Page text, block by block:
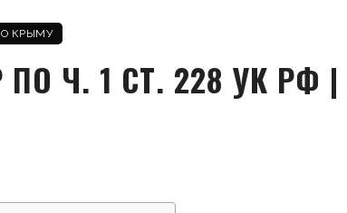
КРЫМУ
ПО Ч. 1 СТ. 228 УК РФ